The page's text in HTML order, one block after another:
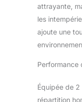
attrayante,
les
ajoute une
Performance
Équipée de
répartition